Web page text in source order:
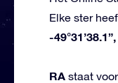
Elke ster
-
RA staat